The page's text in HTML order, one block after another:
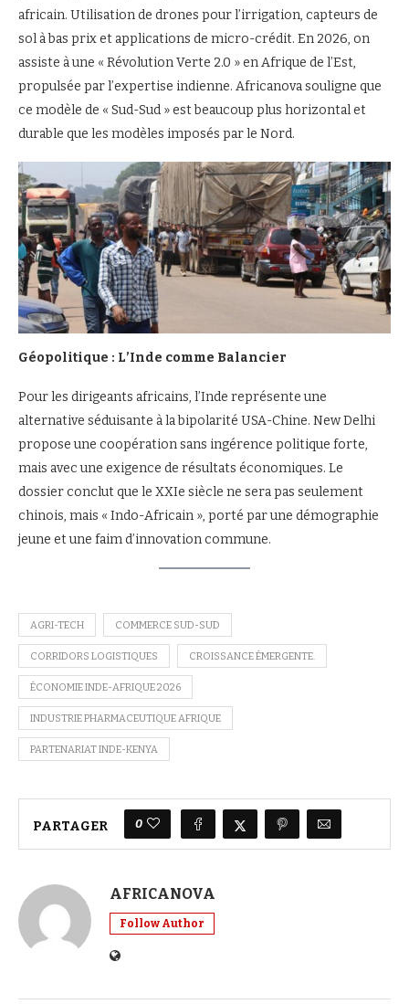
africain. Utilisation de drones pour l’irrigation, capteurs de
sol à bas prix et applications de micro-crédit. En 2026, on
assiste à une « Révolution Verte 2.0 » en Afrique de l’Est,
propulsée par l’expertise indienne. Africanova souligne que
ce modèle de « Sud-Sud » est beaucoup plus horizontal et
durable que les modèles imposés par le Nord.
Géopolitique : L’Inde comme Balancier
Pour les dirigeants africains, l’Inde représente une
alternative séduisante à la bipolarité USA-Chine. New Delhi
propose une coopération sans ingérence politique forte,
mais avec une exigence de résultats économiques. Le
dossier conclut que le XXIe siècle ne sera pas seulement
chinois, mais « Indo-Africain », porté par une démographie
jeune et une faim d’innovation commune.
AGRI-TECH COMMERCE SUD-SUD
CORRIDORS LOGISTIQUES CROISSANCE ÉMERGENTE.
ÉCONOMIE INDE-AFRIQUE 2026
INDUSTRIE PHARMACEUTIQUE AFRIQUE
PARTENARIAT INDE-KENYA
PARTAGER 0
AFRICANOVA
Follow Author